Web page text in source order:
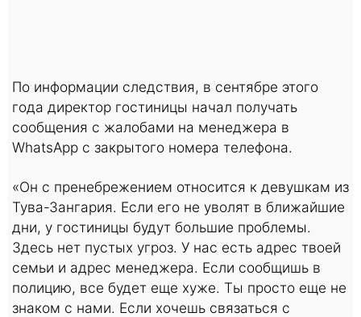
По информации следствия, в сентябре этого
года директор гостиницы начал получать
сообщения с жалобами на менеджера в
WhatsApp с закрытого номера телефона.
«Он с пренебрежением относится к девушкам из
Тува-Зангария. Если его не уволят в ближайшие
дни, у гостиницы будут большие проблемы.
Здесь нет пустых угроз. У нас есть адрес твоей
семьи и адрес менеджера. Если сообщишь в
полицию, все будет еще хуже. Ты просто еще не
знаком с нами. Если хочешь связаться с